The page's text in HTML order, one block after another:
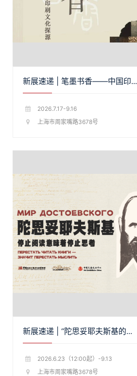
新展速递 | 笔墨书香——中国印...
2026.7.17-9.16
上海市周家嘴路3678号
新展速递 | “陀思妥耶夫斯基的...
2026.6.23（12:00起）-9.13
上海市周家嘴路3678号